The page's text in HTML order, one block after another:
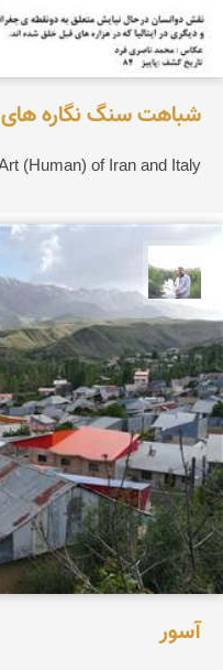
شباهت سنگ نگاره های و ایتالیا
Prehistoric Rock Art (Human) of Iran and Italy
آسور